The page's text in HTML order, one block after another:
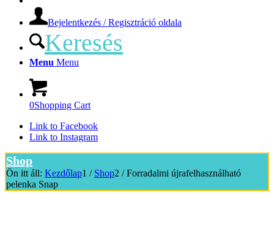
Bejelentkezés / Regisztráció oldala
Keresés
Menu Menu
0Shopping Cart
Link to Facebook
Link to Instagram
Shop
Ön itt áll: Kezdőlap1 / Shop2 / Forradalmi újrafelhasználható
pelenka Snap